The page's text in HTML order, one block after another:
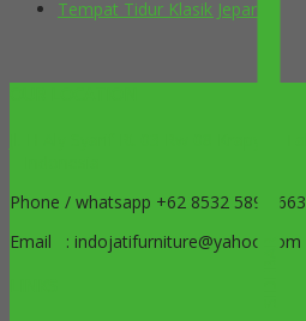
Tempat Tidur Klasik Jepara
SIDEBAR
Phone / whatsapp +62 8532 5899 663
Email : indojatifurniture@yahoo.com